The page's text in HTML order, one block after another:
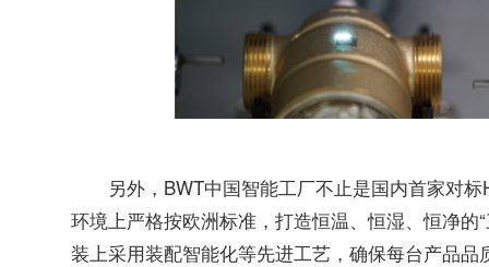
另外，BWT中国智能工厂不止是国内首家对
环境上严格按欧洲标准，打造恒温、恒湿、恒净
装上采用装配智能化等先进工艺，确保每台产品